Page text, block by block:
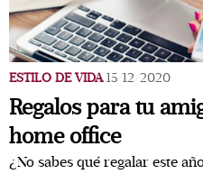
ESTILO DE VIDA 15/12/2020
Regalos para tu
home office
¿No sabes qué regalar este